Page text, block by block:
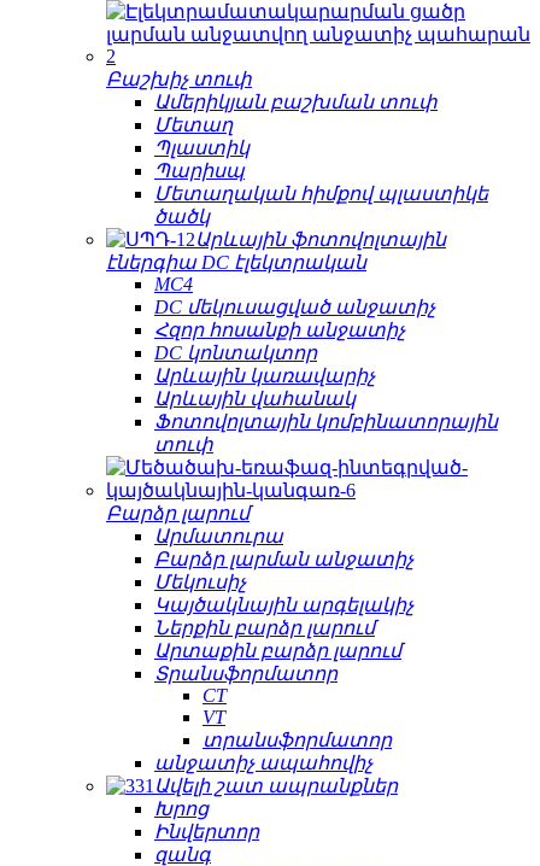
Բաշխիչ տուփ
Ամերիկյան բաշխման տուփ
Մետաղ
Պլաստիկ
Պարիսպ
Մետաղական հիմքով պլաստիկե
ծածկ
Արևային ֆոտովոլտային
էներգիա DC էլեկտրական
MC4
DC մեկուսացված անջատիչ
Հզոր հոսանքի անջատիչ
DC կոնտակտոր
Արևային կառավարիչ
Արևային վահանակ
Ֆոտովոլտային կոմբինատորային
տուփ
Բարձր լարում
Արմատուրա
Բարձր լարման անջատիչ
Մեկուսիչ
Կայծակնային արգելակիչ
Ներքին բարձր լարում
Արտաքին բարձր լարում
Տրանսֆորմատոր
CT
VT
տրանսֆորմատոր
անջատիչ ապահովիչ
Ավելի շատ ապրանքներ
Խրոց
Ինվերտոր
զանգ